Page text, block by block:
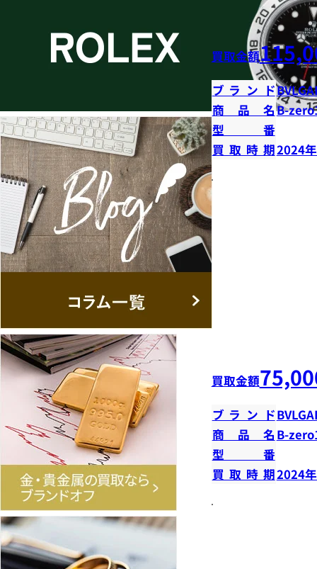
買取金額
ブランド
商品名B-
型番
買取時期2024
買取金額
ブランド
商品名 B-
型番
買取時期2024